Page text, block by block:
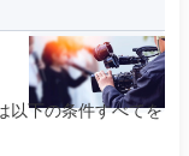
以下の条件すべてを